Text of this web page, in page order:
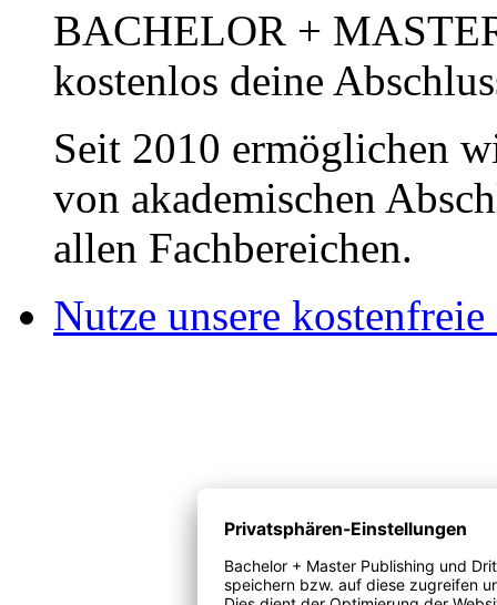
BACHELOR +
kostenlos deine
Seit 2010 ermöglichen
von akademischen
allen Fachbereichen.
Nutze unsere